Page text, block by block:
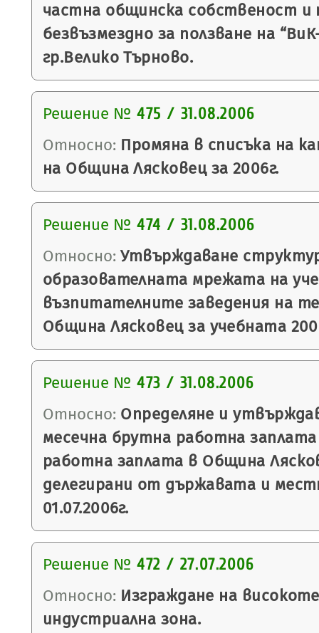
частна общинска собственост и
безвъзмездно за ползване на
гр.Велико Търново.
Решение № 475 / 31.08.2006
Относно: Промяна в списъка на
на Община Лясковец за 2006г.
Решение № 474 / 31.08.2006
Относно: Утвърждаване
образователната мрежата на
възпитателните заведения на
Община Лясковец за учебната
Решение № 473 / 31.08.2006
Относно: Определяне и
месечна брутна работна
работна заплата в Община
делегирани от държавата и
01.07.2006г.
Решение № 472 / 27.07.2006
Относно: Изграждане на
индустриална зона.